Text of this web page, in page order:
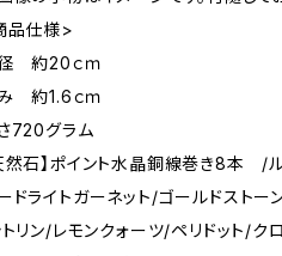
品仕様>
約20ｃｍ
約1.6ｃｍ
720グラム
然石】ポイント水晶銅線巻き8本 /
ドライトガーネット/ゴールドストー
リン/レモンクォーツ/ペリドット/ク